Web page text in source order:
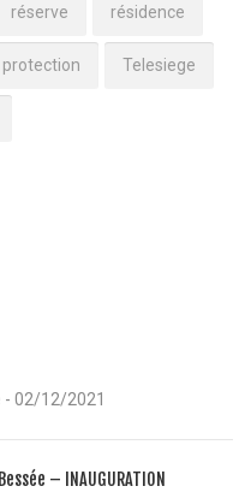
réserve résidence
Telesiege
- 02/12/2021
– INAUGURATION